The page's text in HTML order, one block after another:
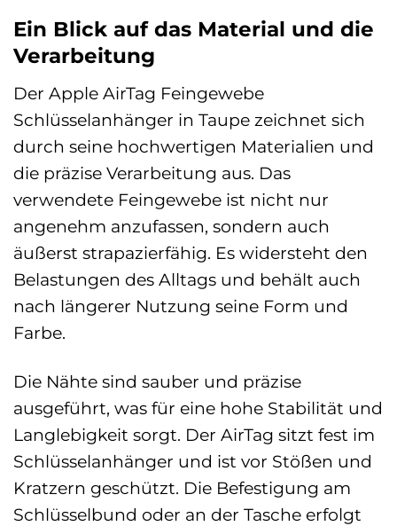
Ein Blick auf das Material und die
Verarbeitung
Der Apple AirTag Feingewebe
Schlüsselanhänger in Taupe zeichnet sich
durch seine hochwertigen Materialien und
die präzise Verarbeitung aus. Das
verwendete Feingewebe ist nicht nur
angenehm anzufassen, sondern auch
äußerst strapazierfähig. Es widersteht den
Belastungen des Alltags und behält auch
nach längerer Nutzung seine Form und
Farbe.
Die Nähte sind sauber und präzise
ausgeführt, was für eine hohe Stabilität und
Langlebigkeit sorgt. Der AirTag sitzt fest im
Schlüsselanhänger und ist vor Stößen und
Kratzern geschützt. Die Befestigung am
Schlüsselbund oder an der Tasche erfolgt